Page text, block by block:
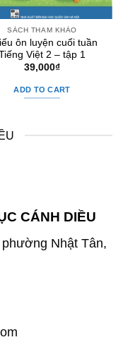
SÁCH THAM KHẢO
ôn luyện cuối tuần
Việt 2 – tập 1
39,000₫
ADD TO CART
CÁNH DIỀU
Nhật Tân,